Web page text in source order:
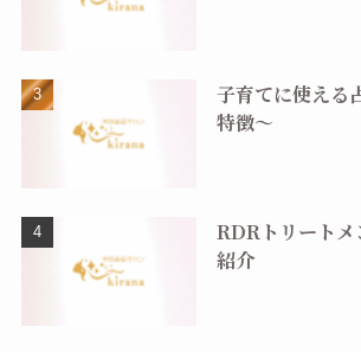
子育てに使える
特徴〜
RDRトリート
紹介